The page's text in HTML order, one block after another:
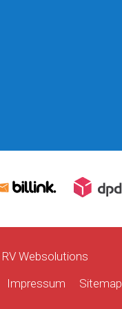
RV Websolutions
Impressum Sitemap